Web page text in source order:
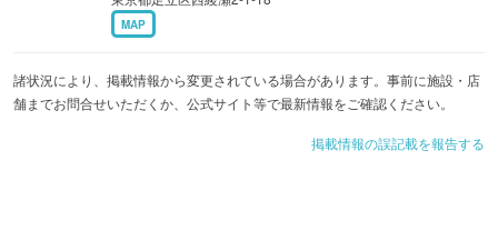
MAP
諸状況により、掲載情報から変更されている場合があります。事前に施設・店
舗までお問合せいただくか、公式サイト等で最新情報をご確認ください。
掲載情報の誤記載を報告する